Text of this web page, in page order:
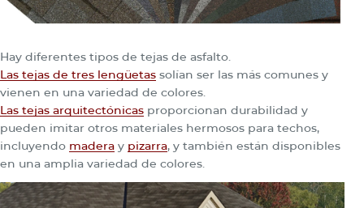
Hay diferentes tipos de tejas de asfalto.
Las tejas de tres lengüetas solían ser las más comunes y
vienen en una variedad de colores.
Las tejas arquitectónicas proporcionan durabilidad y
pueden imitar otros materiales hermosos para techos,
incluyendo madera y pizarra, y también están disponibles
en una amplia variedad de colores.